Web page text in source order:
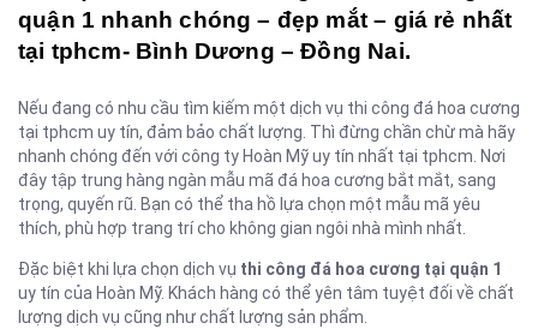
quận 1 nhanh chóng – đẹp mắt – giá rẻ nhất
tại tphcm- Bình Dương – Đồng Nai.
Nếu đang có nhu cầu tìm kiếm một dịch vụ thi công đá hoa cương
tại tphcm uy tín, đảm bảo chất lượng. Thì đừng chần chừ mà hãy
nhanh chóng đến với công ty Hoàn Mỹ uy tín nhất tại tphcm. Nơi
đây tập trung hàng ngàn mẫu mã đá hoa cương bắt mắt, sang
trọng, quyến rũ. Bạn có thể tha hồ lựa chọn một mẫu mã yêu
thích, phù hợp trang trí cho không gian ngôi nhà mình nhất.
Đặc biệt khi lựa chọn dịch vụ thi công đá hoa cương tại quận 1
uy tín của Hoàn Mỹ. Khách hàng có thể yên tâm tuyệt đối về chất
lượng dịch vụ cũng như chất lượng sản phẩm.